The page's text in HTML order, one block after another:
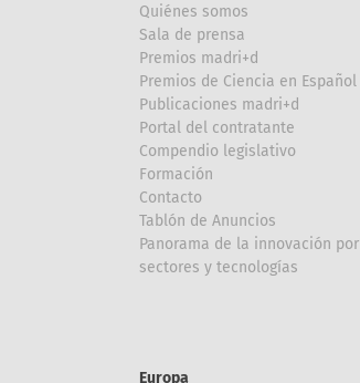
Quiénes somos
Sala de prensa
Premios madri+d
Premios de Ciencia en Español
Publicaciones madri+d
Portal del contratante
Compendio legislativo
Formación
Contacto
Tablón de Anuncios
Panorama de la innovación por
sectores y tecnologías
Europa